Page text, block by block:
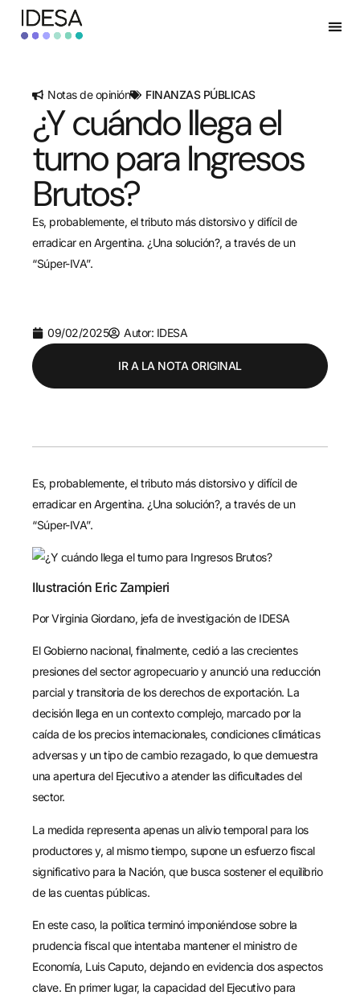
Notas de opinión FINANZAS PÚBLICAS
¿Y cuándo llega el
turno para Ingresos
Brutos?
Es, probablemente, el tributo más distorsivo y difícil de
erradicar en Argentina. ¿Una solución?, a través de un
“Súper-IVA”.
09/02/2025 Autor: IDESA
IR A LA NOTA ORIGINAL
Es, probablemente, el tributo más distorsivo y difícil de
erradicar en Argentina. ¿Una solución?, a través de un
“Súper-IVA”.
Ilustración Eric Zampieri
Por Virginia Giordano, jefa de investigación de IDESA
El Gobierno nacional, finalmente, cedió a las crecientes
presiones del sector agropecuario y anunció una reducción
parcial y transitoria de los derechos de exportación. La
decisión llega en un contexto complejo, marcado por la
caída de los precios internacionales, condiciones climáticas
adversas y un tipo de cambio rezagado, lo que demuestra
una apertura del Ejecutivo a atender las dificultades del
sector.
La medida representa apenas un alivio temporal para los
productores y, al mismo tiempo, supone un esfuerzo fiscal
significativo para la Nación, que busca sostener el equilibrio
de las cuentas públicas.
En este caso, la política terminó imponiéndose sobre la
prudencia fiscal que intentaba mantener el ministro de
Economía, Luis Caputo, dejando en evidencia dos aspectos
clave. En primer lugar, la capacidad del Ejecutivo para